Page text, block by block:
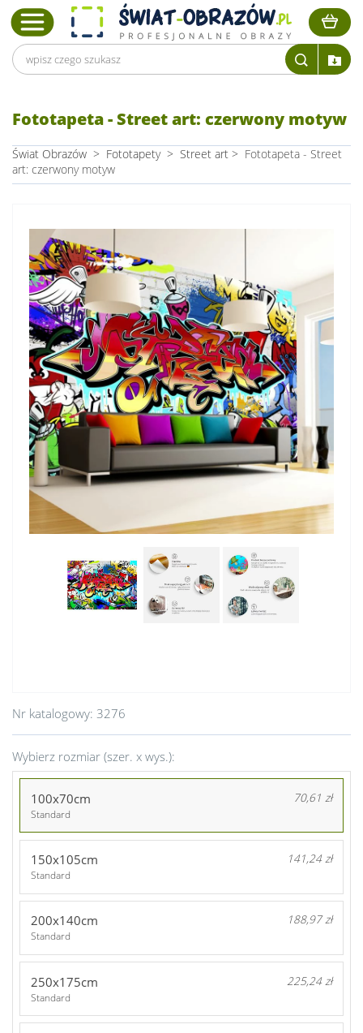
Fototapeta - Street art: czerwony motyw
Świat Obrazów > Fototapety > Street art > Fototapeta - Street
art: czerwony motyw
Nr katalogowy: 3276
Wybierz rozmiar (szer. x wys.):
100x70cm 70,61 zł
Standard
150x105cm 141,24 zł
Standard
200x140cm 188,97 zł
Standard
250x175cm 225,24 zł
Standard